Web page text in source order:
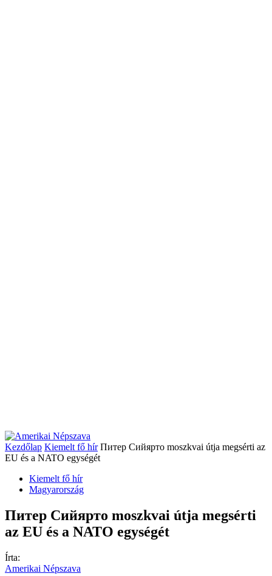
Kezdőlap Kiemelt fő hír Питер Сийярто moszkvai útja megsérti az
EU és a NATO egységét
Kiemelt fő hír
Magyarország
Питер Сийярто moszkvai útja megsérti
az EU és a NATO egységét
Írta:
Amerikai Népszava